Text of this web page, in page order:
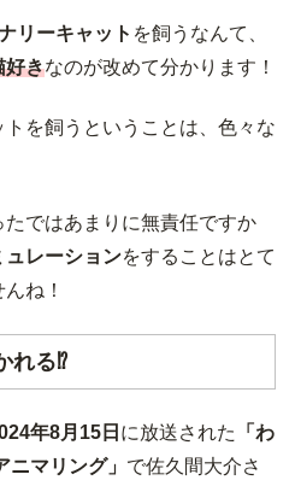
リーキャット を飼うなんて、
好きなのが改めて分かります！
を飼うということは、色々な
ではあまりに無責任ですか
ュレーションをすることはとて
ね！
れる⁉
年8月15日 に放送された
「わ
マリング」 で佐久間大介さ